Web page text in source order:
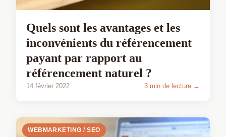
Quels sont les avantages et les
inconvénients du référencement
payant par rapport au
référencement naturel ?
14 février 2022 3 min de lecture →
WEBMARKETING / SEO